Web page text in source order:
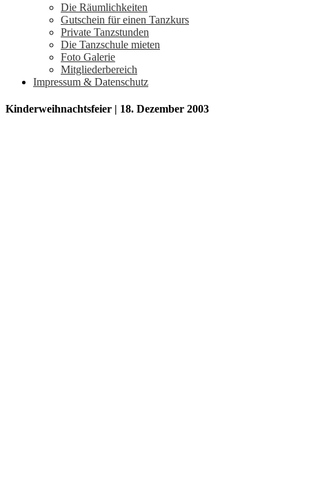
Die Räumlichkeiten
Gutschein für einen Tanzkurs
Private Tanzstunden
Die Tanzschule mieten
Foto Galerie
Mitgliederbereich
Impressum & Datenschutz
Kinderweihnachtsfeier | 18. Dezember 2003